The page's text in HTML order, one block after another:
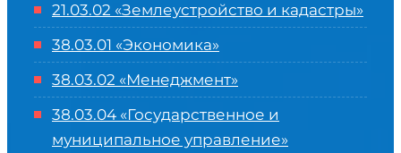
21.03.02 «Землеустройство и кадастры»
38.03.01 «Экономика»
38.03.02 «Менеджмент»
38.03.04 «Государственное и
муниципальное управление»